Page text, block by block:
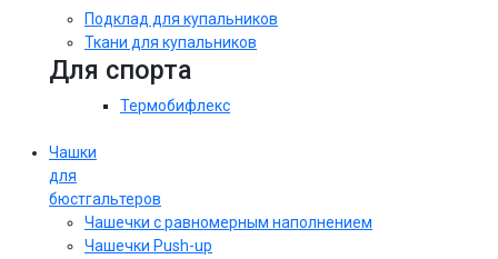
Подклад для купальников
Ткани для купальников
Для спорта
Термобифлекс
Чашки
для
бюстгальтеров
Чашечки с равномерным наполнением
Чашечки Push-up